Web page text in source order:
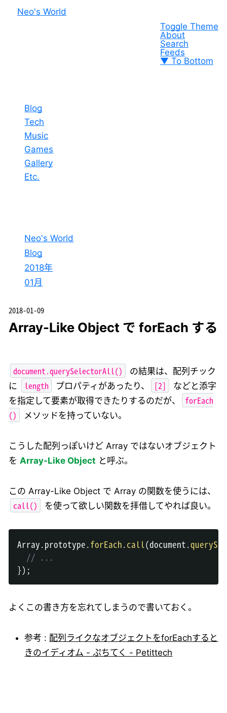
Neo's World
Toggle Theme
About
Search
Feeds
▼ To Bottom
Blog
Tech
Music
Games
Gallery
Etc.
Neo's World
Blog
2018年
01月
2018-01-09
Array-Like Object で forEach する
document.querySelectorAll()
の結果は、配列チック
に
length プロパティがあったり、 [2]
などと添字
を指定して要素が取得できたりするのだが、
forEach
()
メソッドを持っていない。
こうした配列っぽいけど Array ではないオブジェクト
を Array-Like Object と呼ぶ。
この Array-Like Object で Array の関数を使うには、
call() を使って欲しい関数を拝借してやれば良い。
Array.prototype.forEach.call(document.
// ...
}) ;
よくこの書き方を忘れてしまうので書いておく。
参考 : 配列ライクなオブジェクトをforEachすると
きのイディオム - ぷちてく - Petittech